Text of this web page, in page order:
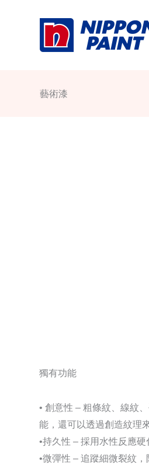
藝術漆
獨有功能
• 創意性 – 粗條紋、線紋
能，還可以透過創造紋理
•持久性 – 採用水性反應
•微彈性 – 追蹤細微裂紋，